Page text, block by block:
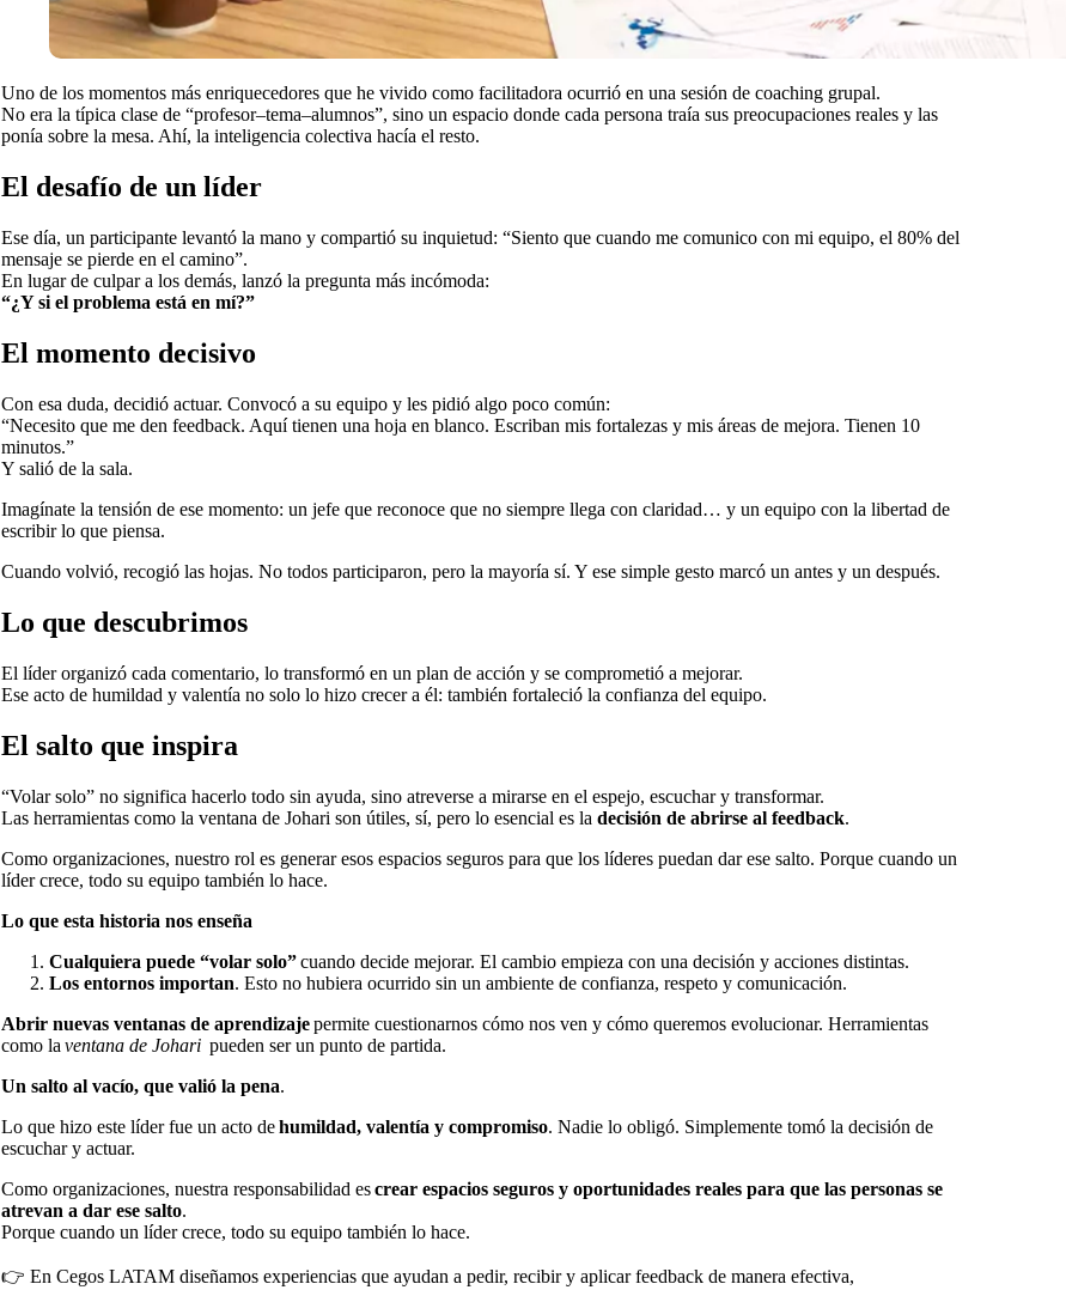
Uno de los momentos más enriquecedores que he vivido como facilitadora ocurrió en una sesión de coaching grupal.
No era la típica clase de “profesor–tema–alumnos”, sino un espacio donde cada persona traía sus preocupaciones reales y las
ponía sobre la mesa. Ahí, la inteligencia colectiva hacía el resto.
El desafío de un líder
Ese día, un participante levantó la mano y compartió su inquietud: “Siento que cuando me comunico con mi equipo, el 80% del
mensaje se pierde en el camino”.
En lugar de culpar a los demás, lanzó la pregunta más incómoda:
“¿Y si el problema está en mí?”
El momento decisivo
Con esa duda, decidió actuar. Convocó a su equipo y les pidió algo poco común:
“Necesito que me den feedback. Aquí tienen una hoja en blanco. Escriban mis fortalezas y mis áreas de mejora. Tienen 10
minutos.”
Y salió de la sala.
Imagínate la tensión de ese momento: un jefe que reconoce que no siempre llega con claridad… y un equipo con la libertad de
escribir lo que piensa.
Cuando volvió, recogió las hojas. No todos participaron, pero la mayoría sí. Y ese simple gesto marcó un antes y un después.
Lo que descubrimos
El líder organizó cada comentario, lo transformó en un plan de acción y se comprometió a mejorar.
Ese acto de humildad y valentía no solo lo hizo crecer a él: también fortaleció la confianza del equipo.
El salto que inspira
“Volar solo” no significa hacerlo todo sin ayuda, sino atreverse a mirarse en el espejo, escuchar y transformar.
Las herramientas como la ventana de Johari son útiles, sí, pero lo esencial es la decisión de abrirse al feedback.
Como organizaciones, nuestro rol es generar esos espacios seguros para que los líderes puedan dar ese salto. Porque cuando un
líder crece, todo su equipo también lo hace.
Lo que esta historia nos enseña
Cualquiera puede “volar solo”cuando decide mejorar. El cambio empieza con una decisión y acciones distintas.
Los entornos importan. Esto no hubiera ocurrido sin un ambiente de confianza, respeto y comunicación.
Abrir nuevas ventanas de aprendizajepermite cuestionarnos cómo nos ven y cómo queremos evolucionar. Herramientas
como la ventana de Joharipueden ser un punto de partida.
Un salto al vacío, que valió la pena.
Lo que hizo este líder fue un acto dehumildad, valentía y compromiso. Nadie lo obligó. Simplemente tomó la decisión de
escuchar y actuar.
Como organizaciones, nuestra responsabilidad escrear espacios seguros y oportunidades reales para que las personas se
atrevan a dar ese salto.
Porque cuando un líder crece, todo su equipo también lo hace.
👉 En Cegos LATAM diseñamos experiencias que ayudan a pedir, recibir y aplicar feedback de manera efectiva,